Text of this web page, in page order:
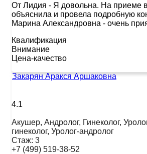
От Лидия - Я довольна. На приеме
объяснила и провела подробную
Марина Александровна - очень
Квалификация
Внимание
Цена-качество
Закарян Аракся Аршаковна
4.1
Акушер, Андролог, Гинеколог,
гинеколог, Уролог-андролог
Стаж: 3
+7 (499) 519-38-52